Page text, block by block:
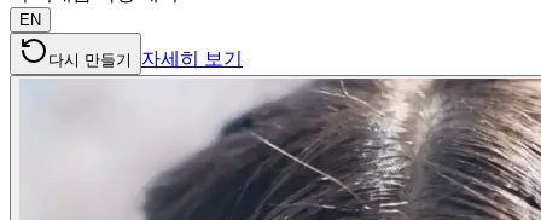
EN
다시 만들기 자세히 보기